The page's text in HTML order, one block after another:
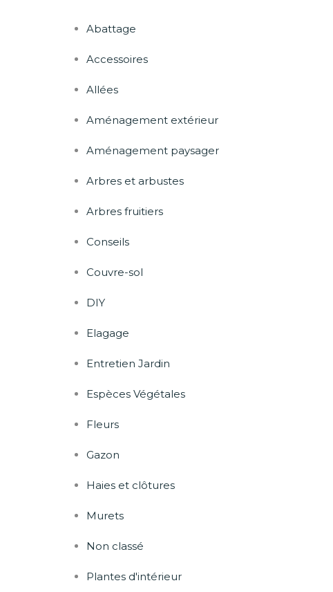
Abattage
Accessoires
Allées
Aménagement extérieur
Aménagement paysager
Arbres et arbustes
Arbres fruitiers
Conseils
Couvre-sol
DIY
Elagage
Entretien Jardin
Espèces Végétales
Fleurs
Gazon
Haies et clôtures
Murets
Non classé
Plantes d'intérieur